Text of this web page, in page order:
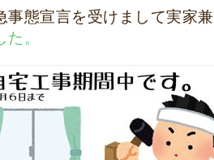
事態宣言を受けまして実家
た。